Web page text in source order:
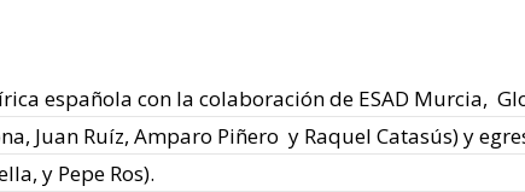
española con la colaboración de ESAD Murcia,
Juan Ruíz, Amparo Piñero y Raquel Catasús) y
y Pepe Ros).